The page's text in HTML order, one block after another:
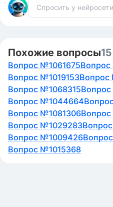
Похожие вопросы15
Вопрос №1061675
Вопрос №1019153
Вопрос №1068315
Вопрос №1044664
Вопрос №1081306
Вопрос №1029283
Вопрос №1009426
Вопрос №1015368